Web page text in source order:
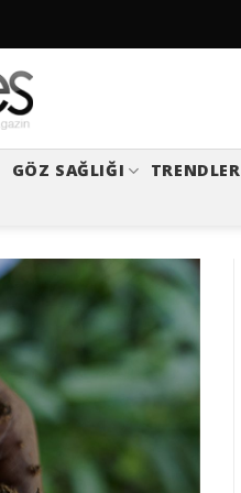
GÖZ SAĞLIĞI TRENDLER